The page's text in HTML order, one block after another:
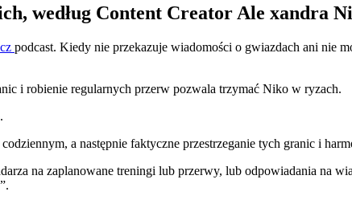
według Content Creator Ale xandra
podcast. Kiedy nie przekazuje wiadomości o gwiazdach ani nie
i robienie regularnych przerw pozwala trzymać Niko w ryzach.
a następnie faktyczne przestrzeganie tych granic i
na zaplanowane treningi lub przerwy, lub odpowiadania na